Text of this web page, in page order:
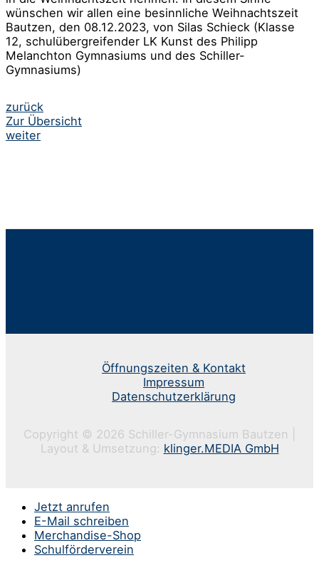
wünschen wir allen eine besinnliche Weihnachtszeit
Bautzen, den 08.12.2023, von Silas Schieck (Klasse
12, schulübergreifender LK Kunst des Philipp
Melanchton Gymnasiums und des Schiller-
Gymnasiums)
Beitrags-
Navigation
zurück
Zur Übersicht
weiter
Öffnungszeiten & Kontakt
Impressum
Datenschutzerklärung
Copyright © 2026 Schiller-Gymnasium Bautzen |
Layout & Umsetzung: klinger.MEDIA GmbH
Jetzt anrufen
E-Mail schreiben
Merchandise-Shop
Schulförderverein